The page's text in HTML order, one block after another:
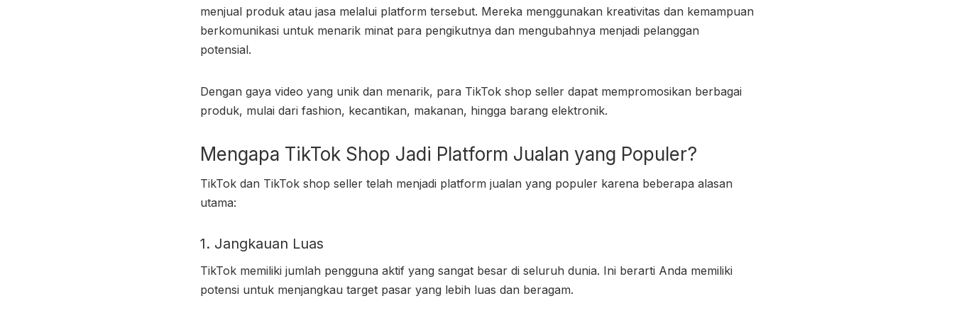
menjual produk atau jasa melalui platform tersebut. Mereka menggunakan kreativitas dan kemampuan
berkomunikasi untuk menarik minat para pengikutnya dan mengubahnya menjadi pelanggan
potensial.
Dengan gaya video yang unik dan menarik, para TikTok shop seller dapat mempromosikan berbagai
produk, mulai dari fashion, kecantikan, makanan, hingga barang elektronik.
Mengapa TikTok Shop Jadi Platform Jualan yang Populer?
TikTok dan TikTok shop seller telah menjadi platform jualan yang populer karena beberapa alasan
utama:
1. Jangkauan Luas
TikTok memiliki jumlah pengguna aktif yang sangat besar di seluruh dunia. Ini berarti Anda memiliki
potensi untuk menjangkau target pasar yang lebih luas dan beragam.